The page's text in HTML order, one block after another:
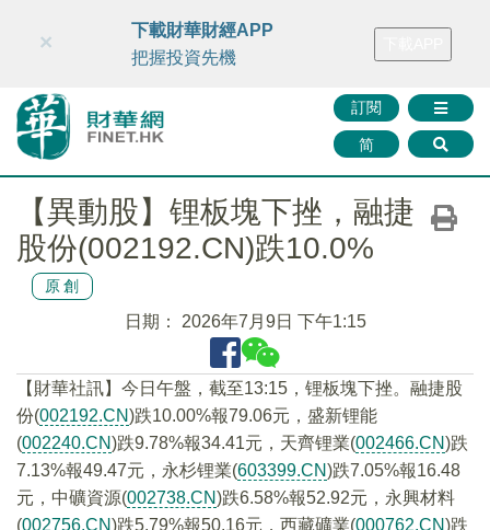
財華智庫網 FINTV FINMETA 財華證券 媒體矩陣
訂閱
简
×
下載財華財經APP
把握投資先機
【異動股】锂板塊下挫，融捷
股份(002192.CN)跌10.0%
原創
日期： 2026年7月9日 下午1:15
【財華社訊】今日午盤，截至13:15，锂板塊下挫。融捷股
份(002192.CN)跌10.00%報79.06元，盛新锂能
(002240.CN)跌9.78%報34.41元，天齊锂業(002466.CN)跌
7.13%報49.47元，永杉锂業(603399.CN)跌7.05%報16.48
元，中礦資源(002738.CN)跌6.58%報52.92元，永興材料
(002756.CN)跌5.79%報50.16元，西藏礦業(000762.CN)跌